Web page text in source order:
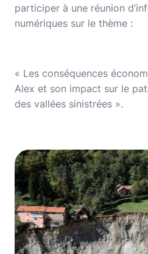
participer à une réunion
numériques sur le thème :
« Les conséquences
Alex et son impact sur le
des vallées sinistrées ».